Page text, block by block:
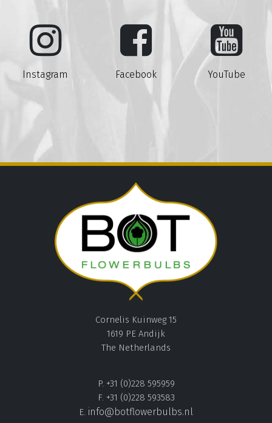
Instagram Facebook YouTube
Cornelis Kuinweg 15
1619 PE Andijk
The Netherlands
P. +31 (0)228 595959
F. +31 (0)228 593583
E. info@botflowerbulbs.nl